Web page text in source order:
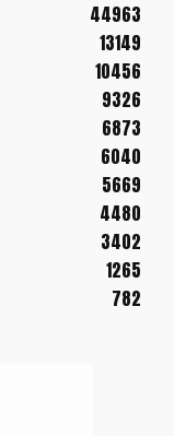
44963
13149
10456
9326
6873
6040
5669
4480
3402
1265
782